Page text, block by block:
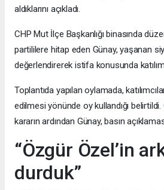
aldıklarını açıkladı.
CHP Mut İlçe Başkanlığı binasında
partililere hitap eden Günay, yaşanan
değerlendirerek istifa konusunda
Toplantıda yapılan oylamada,
edilmesi yönünde oy kullandığı belirtildi.
kararın ardından Günay, basın
“Özgür Özel’in
durduk”